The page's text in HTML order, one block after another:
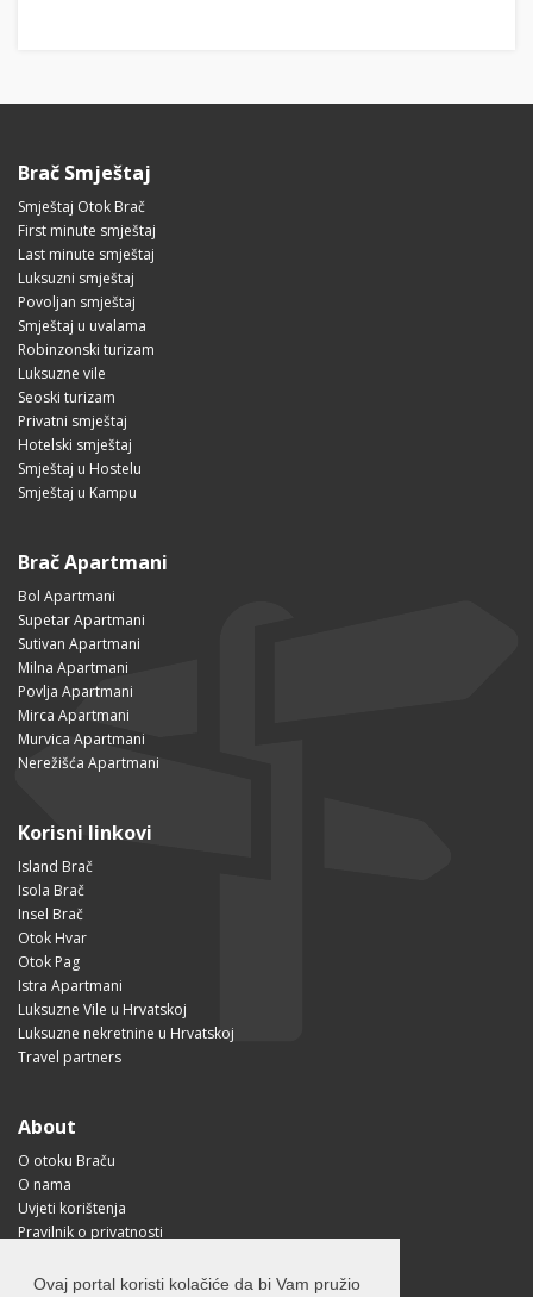
Ovaj portal koristi kolačiće da bi Vam pružio
Brač Smještaj
Smještaj Otok Brač
First minute smještaj
Last minute smještaj
Luksuzni smještaj
Povoljan smještaj
Smještaj u uvalama
Robinzonski turizam
Luksuzne vile
Seoski turizam
Privatni smještaj
Hotelski smještaj
Smještaj u Hostelu
Smještaj u Kampu
Brač Apartmani
Bol Apartmani
Supetar Apartmani
Sutivan Apartmani
Milna Apartmani
Povlja Apartmani
Mirca Apartmani
Murvica Apartmani
Nerežišća Apartmani
Korisni linkovi
Island Brač
Isola Brač
Insel Brač
Otok Hvar
Otok Pag
Istra Apartmani
Luksuzne Vile u Hrvatskoj
Luksuzne nekretnine u Hrvatskoj
Travel partners
About
O otoku Braču
O nama
Uvjeti korištenja
Pravilnik o privatnosti
Kako doći na Brač?